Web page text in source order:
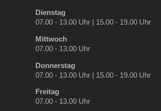
Dienstag
07.00 - 13.00 Uhr | 15.00 - 19.00 Uhr
Mittwoch
07.00 - 13.00 Uhr
Donnerstag
07.00 - 13.00 Uhr | 15.00 - 19.00 Uhr
Freitag
07.00 - 13.00 Uhr